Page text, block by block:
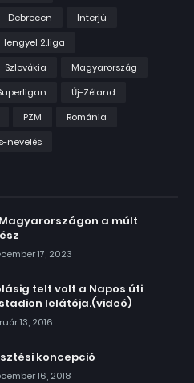
Debrecen
Interjú
lengyel 2.liga
Szlovákia
Magyarország
Új-Zéland
PZM
Románia
nevelés
a múlt
17, 2023
telt volt a Napos úti
lelátója.(videó)
13, 2016
koncepció
16, 2018